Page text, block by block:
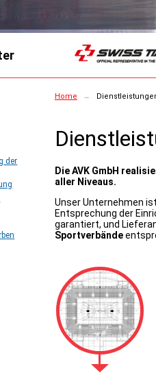
der
Home →
Die AVK GmbH
aller Niveaus.
Unser Unternehmen
Entsprechung der
garantiert, und
Sportverbände